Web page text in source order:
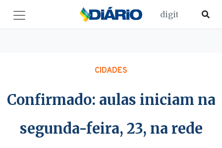
CIDADES
Confirmado: aulas iniciam na
segunda-feira, 23, na rede